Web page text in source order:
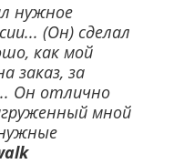
нужное
(Он) сделал
как мой
заказ, за
Он отлично
мной